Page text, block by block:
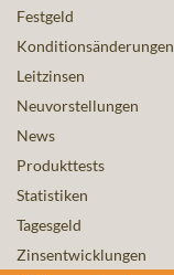
Festgeld
Konditionsänderungen
Leitzinsen
Neuvorstellungen
News
Produkttests
Statistiken
Tagesgeld
Zinsentwicklungen